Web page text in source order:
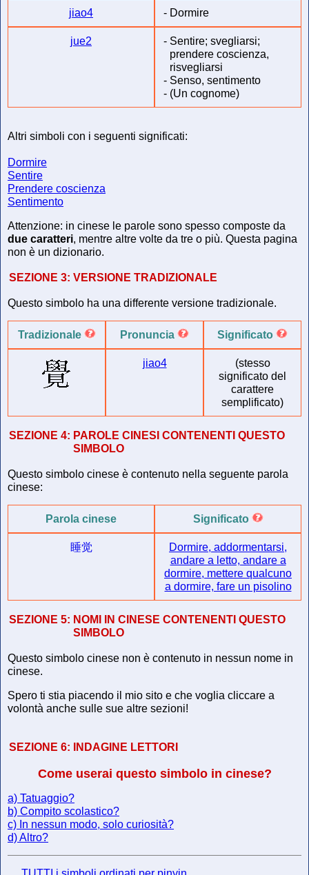
jiao4 - Dormire
jue2 - Sentire; svegliarsi;
prendere coscienza,
risvegliarsi
- Senso, sentimento
- (Un cognome)
Altri simboli con i seguenti significati:
Dormire
Sentire
Prendere coscienza
Sentimento
Attenzione: in cinese le parole sono spesso composte da
due caratteri, mentre altre volte da tre o più. Questa pagina
non è un dizionario.
SEZIONE 3: VERSIONE TRADIZIONALE
Questo simbolo ha una differente versione tradizionale.
Tradizionale Pronuncia
jiao4
Significato
(stesso
significato del
carattere
semplificato)
SEZIONE 4: PAROLE CINESI CONTENENTI QUESTO
SIMBOLO
Questo simbolo cinese è contenuto nella seguente parola
cinese:
Parola cinese
睡觉
Significato
Dormire, addormentarsi,
andare a letto, andare a
dormire, mettere qualcuno
a dormire, fare un pisolino
SEZIONE 5: NOMI IN CINESE CONTENENTI QUESTO
SIMBOLO
Questo simbolo cinese non è contenuto in nessun nome in
cinese.
Spero ti stia piacendo il mio sito e che voglia cliccare a
volontà anche sulle sue altre sezioni!
SEZIONE 6: INDAGINE LETTORI
Come userai questo simbolo in cinese?
a) Tatuaggio?
b) Compito scolastico?
c) In nessun modo, solo curiosità?
d) Altro?